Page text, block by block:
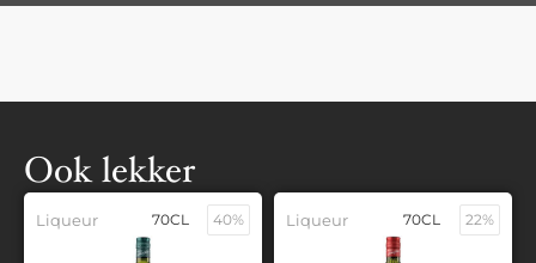
Ook lekker
Liqueur 70CL 40% Liqueur 70CL 22%